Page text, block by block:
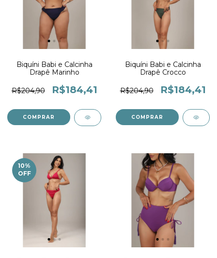
Biquíni Babi e Calcinha
Drapê Marinho
R$204,90 R$184,41
COMPRAR
Biquíni Babi e Calcinha
Drapê Crocco
R$204,90 R$184,41
COMPRAR
10%
OFF